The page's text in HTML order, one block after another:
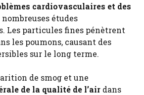
cardiovasculaires et des
nombreuses études
Les particules fines pénètrent
les poumons, causant des
sur le long terme.
de smog et une
de la qualité de l’air dans